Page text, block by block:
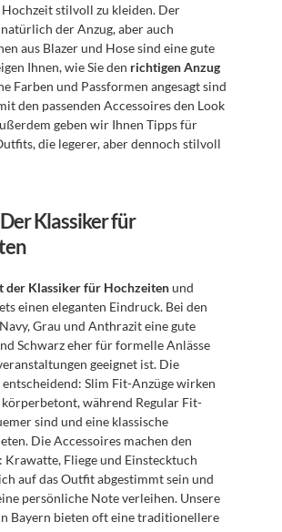
stilvoll zu kleiden. Der
der Anzug, aber auch
aus Blazer und Hose sind eine gute
Ihnen, wie Sie den richtigen Anzug
Farben und Passformen angesagt sind
den passenden Accessoires den Look
geben wir Ihnen Tipps für
die legerer, aber dennoch stilvoll
Klassiker für
der Klassiker für Hochzeiten und
einen eleganten Eindruck. Bei den
Grau und Anthrazit eine gute
Schwarz eher für formelle Anlässe
entscheidend: Slim Fit-Anzüge wirken
während Regular Fit-
sind und eine klassische
Die Accessoires machen den
Krawatte, Fliege und Einstecktuch
auf das Outfit abgestimmt sein und
persönliche Note verleihen. Unsere
Bayern bieten oft eine traditionellere